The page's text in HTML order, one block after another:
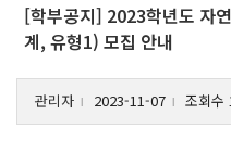
[학부공지] 2023학년도 자
계, 유형1) 모집 안내
관리자 l 2023-11-07 l 조회수